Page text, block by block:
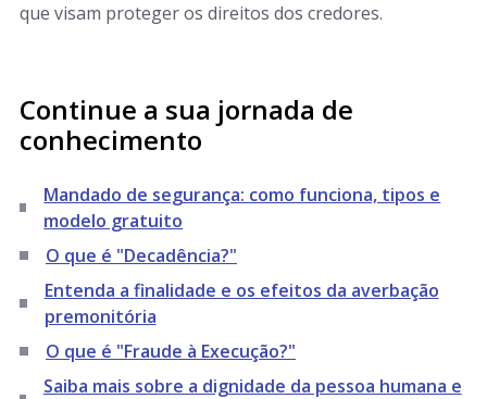
que visam proteger os direitos dos credores.
Continue a sua jornada de
conhecimento
Mandado de segurança: como funciona, tipos e
modelo gratuito
O que é "Decadência?"
Entenda a finalidade e os efeitos da averbação
premonitória
O que é "Fraude à Execução?"
Saiba mais sobre a dignidade da pessoa humana e